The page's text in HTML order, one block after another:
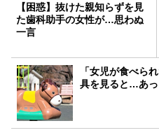
【困惑】抜けた親知らずを見
た歯科助手の女性が…思わぬ
一言
「女児が食べら
具を見ると…あっ